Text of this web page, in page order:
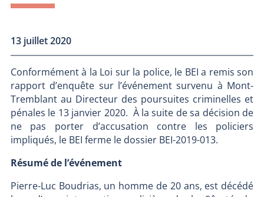
13 juillet 2020
Conformément à la Loi sur la police, le BEI a remis son
rapport d’enquête sur l’événement survenu à Mont-
Tremblant au Directeur des poursuites criminelles et
pénales le 13 janvier 2020. À la suite de sa décision de
ne pas porter d’accusation contre les policiers
impliqués, le BEI ferme le dossier BEI-2019-013.
Résumé de l’événement
Pierre-Luc Boudrias, un homme de 20 ans, est décédé